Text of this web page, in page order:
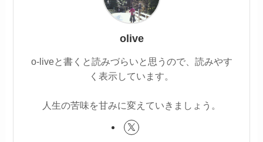
olive
o-liveと書くと読みづらいと思うので、読みやす
く表示しています。
人生の苦味を甘みに変えていきましょう。